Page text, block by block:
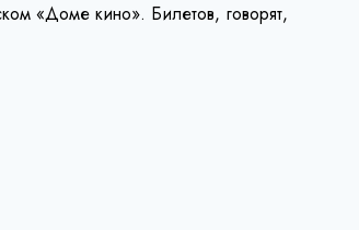
«Доме кино». Билетов, говорят,